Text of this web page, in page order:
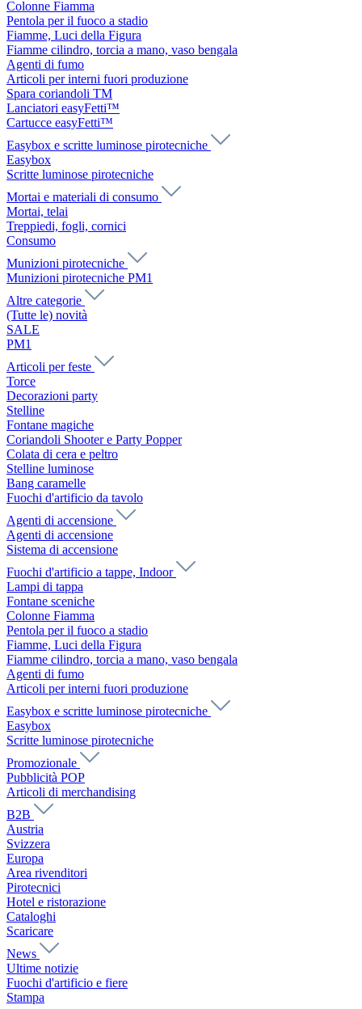
Colonne Fiamma
Pentola per il fuoco a stadio
Fiamme, Luci della Figura
Fiamme cilindro, torcia a mano, vaso bengala
Agenti di fumo
Articoli per interni fuori produzione
Spara coriandoli TM
Lanciatori easyFetti™
Cartucce easyFetti™
Easybox e scritte luminose pirotecniche
Easybox
Scritte luminose pirotecniche
Mortai e materiali di consumo
Mortai, telai
Treppiedi, fogli, cornici
Consumo
Munizioni pirotecniche
Munizioni pirotecniche PM1
Altre categorie
(Tutte le) novità
SALE
PM1
Articoli per feste
Torce
Decorazioni party
Stelline
Fontane magiche
Coriandoli Shooter e Party Popper
Colata di cera e peltro
Stelline luminose
Bang caramelle
Fuochi d'artificio da tavolo
Agenti di accensione
Agenti di accensione
Sistema di accensione
Fuochi d'artificio a tappe, Indoor
Lampi di tappa
Fontane sceniche
Colonne Fiamma
Pentola per il fuoco a stadio
Fiamme, Luci della Figura
Fiamme cilindro, torcia a mano, vaso bengala
Agenti di fumo
Articoli per interni fuori produzione
Easybox e scritte luminose pirotecniche
Easybox
Scritte luminose pirotecniche
Promozionale
Pubblicità POP
Articoli di merchandising
B2B
Austria
Svizzera
Europa
Area rivenditori
Pirotecnici
Hotel e ristorazione
Cataloghi
Scaricare
News
Ultime notizie
Fuochi d'artificio e fiere
Stampa